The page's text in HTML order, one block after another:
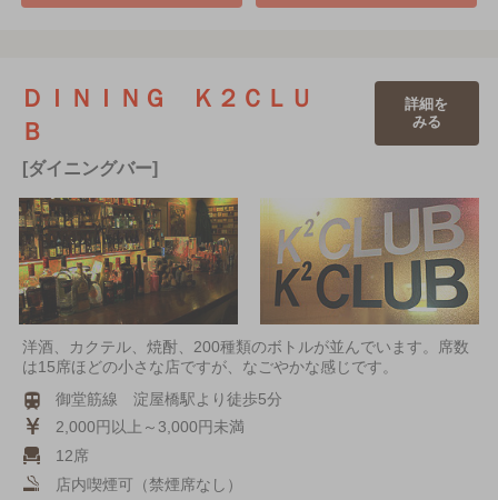
ＤＩＮＩＮＧ Ｋ２ＣＬＵ
Ｂ
[ダイニングバー]
詳細を
みる
洋酒、カクテル、焼酎、200種類のボトルが並んでいます。席数
は15席ほどの小さな店ですが、なごやかな感じです。
御堂筋線 淀屋橋駅より徒歩5分
2,000円以上～3,000円未満
12席
店内喫煙可（禁煙席なし）